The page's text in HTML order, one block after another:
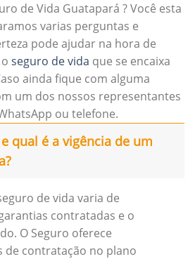
de Vida Guatapará ? Você esta
varias perguntas e
pode ajudar na hora de
seguro de vida que se encaixa
ainda fique com alguma
um dos nossos representantes
ou telefone.
qual é a vigência de um
de vida varia de
contratadas e o
O Seguro oferece
de contratação no plano